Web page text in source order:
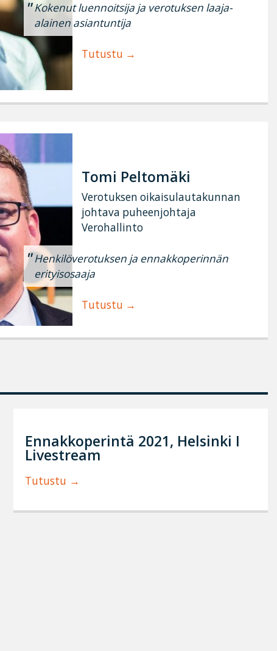
Kokenut luennoitsija ja verotuksen laaja-
alainen asiantuntija
Tutustu
Tomi Peltomäki
Verotuksen oikaisulautakunnan
johtava puheenjohtaja
Verohallinto
Henkilöverotuksen ja ennakkoperinnän
erityisosaaja
Tutustu
Ennakkoperintä 2021, Helsinki I
Livestream
Tutustu